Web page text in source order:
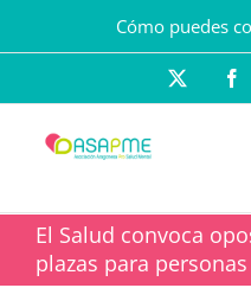
contenido
Cómo puedes
El Salud convoca
plazas para